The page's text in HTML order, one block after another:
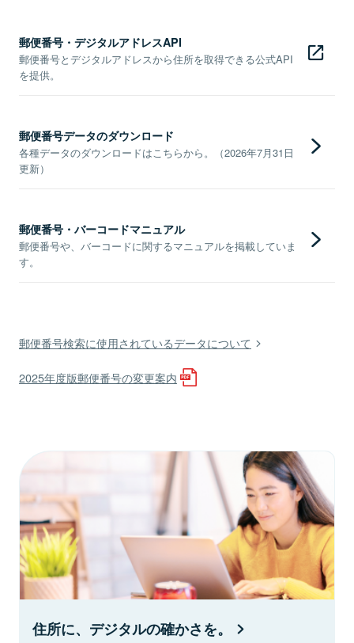
郵便番号・デジタルアドレスAPI
郵便番号とデジタルアドレスから住所を取得できる公式API
を提供。
郵便番号データのダウンロード
各種データのダウンロードはこちらから。（2026年7月31日
更新）
郵便番号・バーコードマニュアル
郵便番号や、バーコードに関するマニュアルを掲載していま
す。
郵便番号検索に使用されているデータについて
2025年度版郵便番号の変更案内
住所に、デジタルの確かさを。